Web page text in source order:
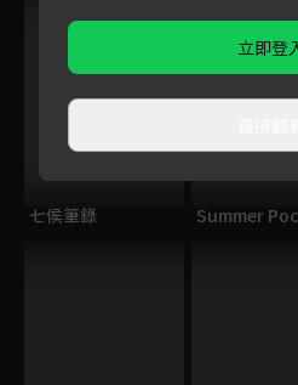
七侯筆錄 Summer
立即登